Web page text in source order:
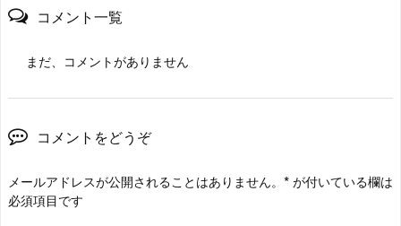
コメント一覧
まだ、コメントがありません
コメントをどうぞ
メールアドレスが公開されることはありません。 * が付いている欄は
必須項目です